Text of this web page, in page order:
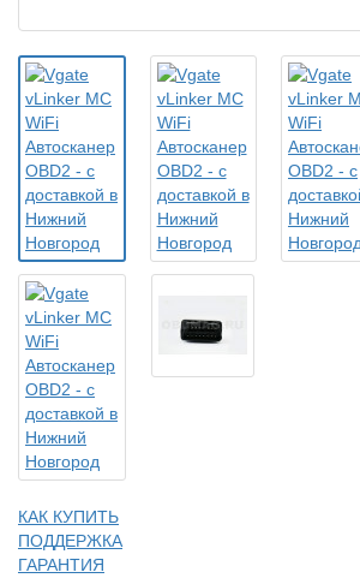
КАК КУПИТЬ
ПОДДЕРЖКА
ГАРАНТИЯ